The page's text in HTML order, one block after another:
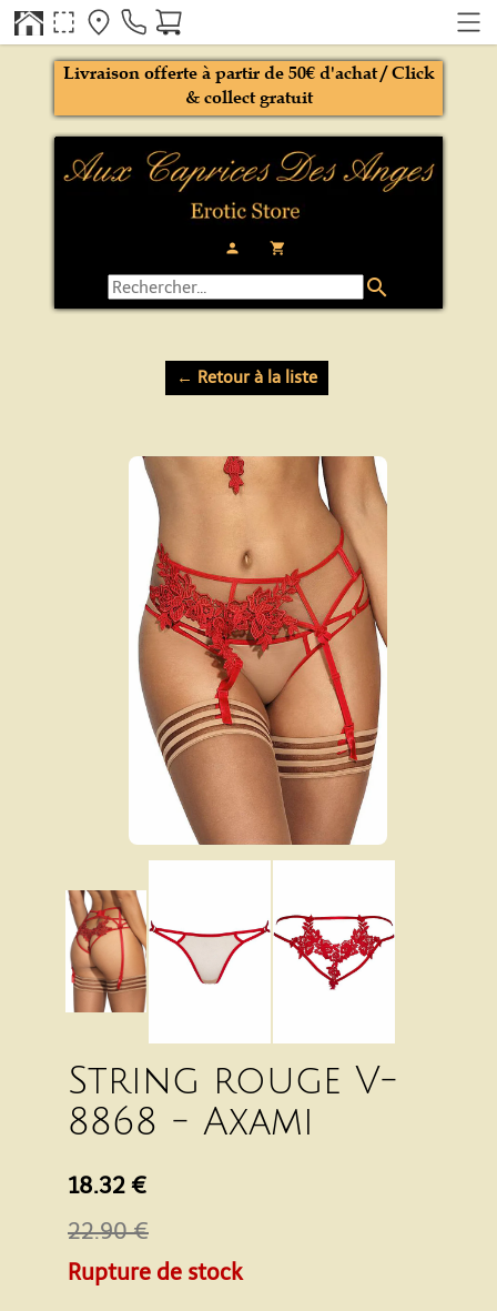
person local_grocery_store
Livraison offerte à partir de 50€ d'achat / Click
& collect gratuit
search
← Retour à la liste
String rouge V-
8868 - Axami
18.32 €
22.90 €
Rupture de stock